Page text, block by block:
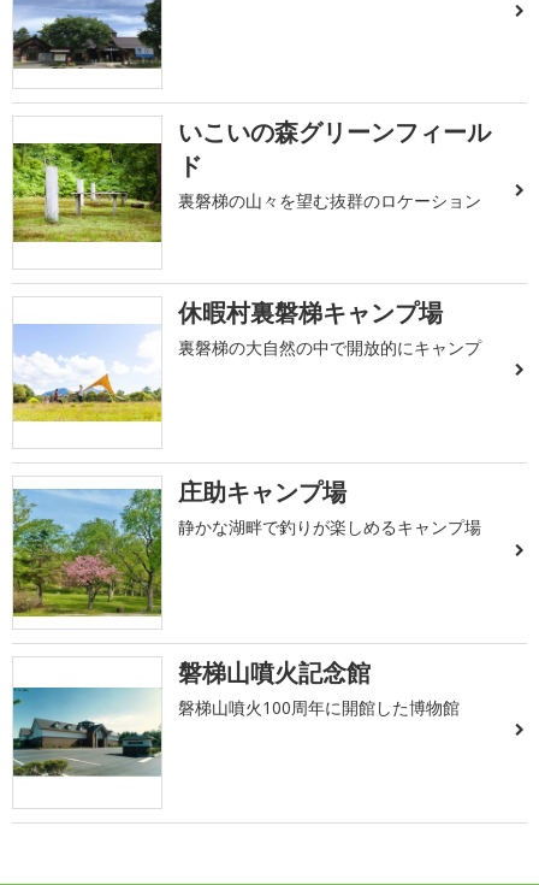
いこいの森グリーンフィール
ド
裏磐梯の山々を望む抜群のロケーション
休暇村裏磐梯キャンプ場
裏磐梯の大自然の中で開放的にキャンプ
庄助キャンプ場
静かな湖畔で釣りが楽しめるキャンプ場
磐梯山噴火記念館
磐梯山噴火100周年に開館した博物館